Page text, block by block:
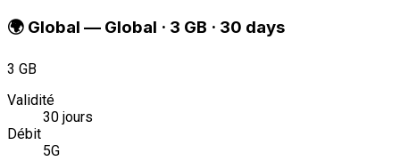
🌍 Global — Global · 3 GB · 30 days
3 GB
Validité
30 jours
Débit
5G